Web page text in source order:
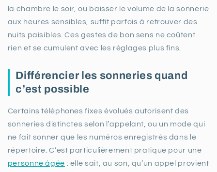
la chambre le soir, ou baisser le volume de la sonnerie
aux heures sensibles, suffit parfois à retrouver des
nuits paisibles. Ces gestes de bon sens ne coûtent
rien et se cumulent avec les réglages plus fins.
Différencier les sonneries quand
c’est possible
Certains téléphones fixes évolués autorisent des
sonneries distinctes selon l’appelant, ou un mode qui
ne fait sonner que les numéros enregistrés dans le
répertoire. C’est particulièrement pratique pour une
personne âgée : elle sait, au son, qu’un appel provient